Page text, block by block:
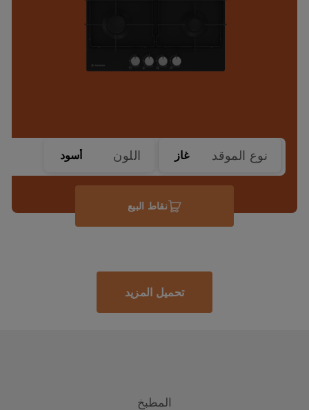
نوع الموقد غاز اللون أسود
نقاط البيع
تحميل المزيد
المطبخ